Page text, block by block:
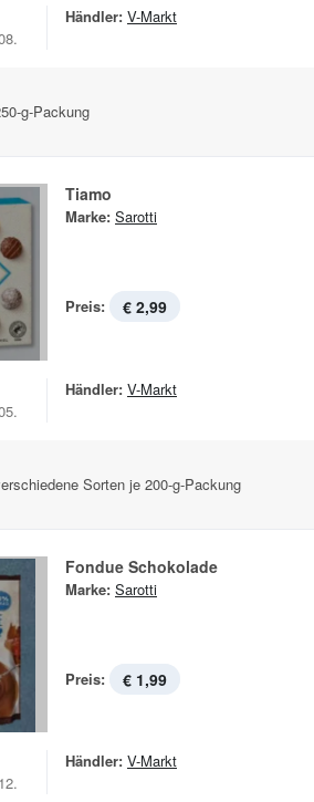
Händler: V-Markt
g-Packung
Tiamo
Marke: Sarotti
Preis: € 2,99
Händler: V-Markt
Sorten je 200-g-Packung
Fondue Schokolade
Marke: Sarotti
Preis: € 1,99
Händler: V-Markt